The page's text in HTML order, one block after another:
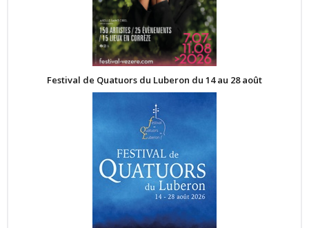
Festival de Quatuors du Luberon du 14 au 28 août